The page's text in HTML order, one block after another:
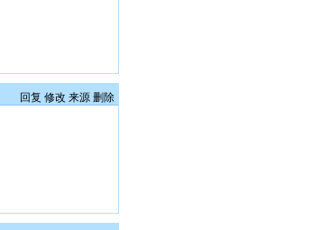
回复 修改 来源 删除